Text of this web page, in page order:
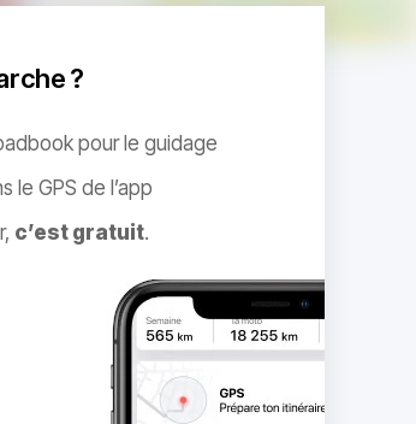
?
pour le guidage
le GPS de l’app
c’est gratuit.